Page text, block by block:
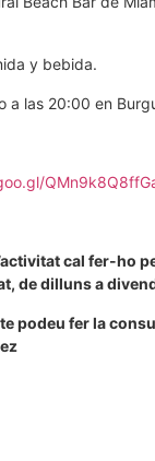
y bebida.
a las 20:00 en
cal fer-ho
de dilluns a
podeu fer la